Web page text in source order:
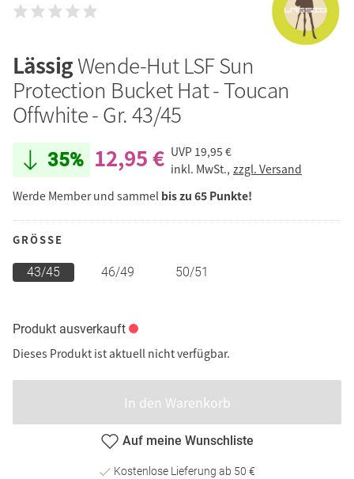
LässigWende-Hut LSF Sun
Protection Bucket Hat - Toucan
Offwhite - Gr. 43/45
35% 12,95 € UVP 19,95 €
inkl. MwSt., zzgl. Versand
Werde Member und sammel bis zu 65 Punkte!
GRÖSSE
43/45 46/49 50/51
Produkt ausverkauft
Dieses Produkt ist aktuell nicht verfügbar.
In den Warenkorb
Auf meine Wunschliste
Kostenlose Lieferung ab 50 €